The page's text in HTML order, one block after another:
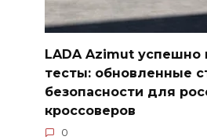
LADA Azimut
тесты: обновленные
безопасности для
кроссоверов
0